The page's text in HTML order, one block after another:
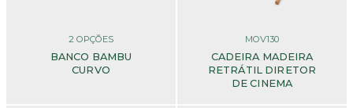
2 OPÇÕES
BANCO BAMBU
CURVO
MOV130
CADEIRA MADEIRA
RETRÁTIL DIRETOR
DE CINEMA